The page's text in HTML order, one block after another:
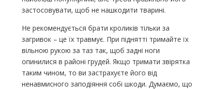
застосовувати, щоб не нашкодити тварині.
Не рекомендується брати кроликів тільки за
загривок – це їх травмує. При піднятті тримайте їх
вільною рукою за таз так, щоб задні ноги
опинилися в районі грудей. Якщо тримати звірятка
таким чином, то ви застрахуєте його від
ненавмисного заподіяння собі шкоди. Думаємо, що